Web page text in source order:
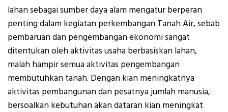
lahan sebagai sumber daya alam mengatur berperan
penting dalam kegiatan perkembangan Tanah Air, sebab
pembaruan dan pengembangan ekonomi sangat
ditentukan oleh aktivitas usaha berbasiskan lahan,
malah hampir semua aktivitas pengembangan
membutuhkan tanah. Dengan kian meningkatnya
aktivitas pembangunan dan pesatnya jumlah manusia,
bersoalkan kebutuhan akan dataran kian meningkat